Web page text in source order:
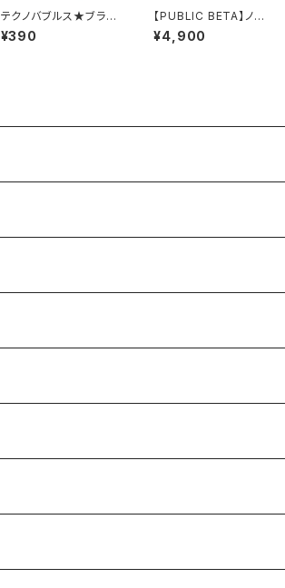
テクノバブルス★ブラッ
クライトに光るシャボン
玉
¥390
【PUBLIC BETA】ノー
スリーブフーディーAM
ENTAL DIVER
¥4,900